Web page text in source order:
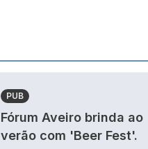
PUB
Fórum Aveiro brinda ao
verão com 'Beer Fest'.